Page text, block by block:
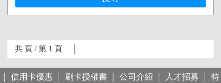
共 頁 / 第 1 頁 │
信用卡優惠 刷卡授權書 公司介紹 人才招募
特